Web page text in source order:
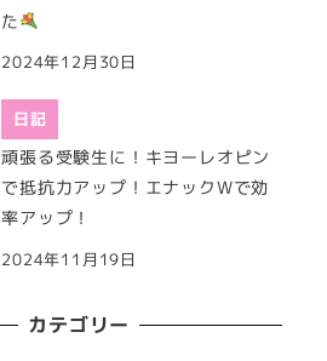
た
2024年12月30日
日記
頑張る受験生に！キヨーレオピン
で抵抗力アップ！エナックWで効
率アップ！
2024年11月19日
カテゴリー